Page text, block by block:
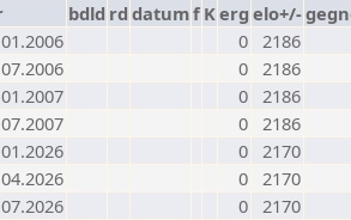
bdld rd datumf Kerg elo+/-
0 2186
0 2186
0 2186
0 2186
0 2170
0 2170
0 2170